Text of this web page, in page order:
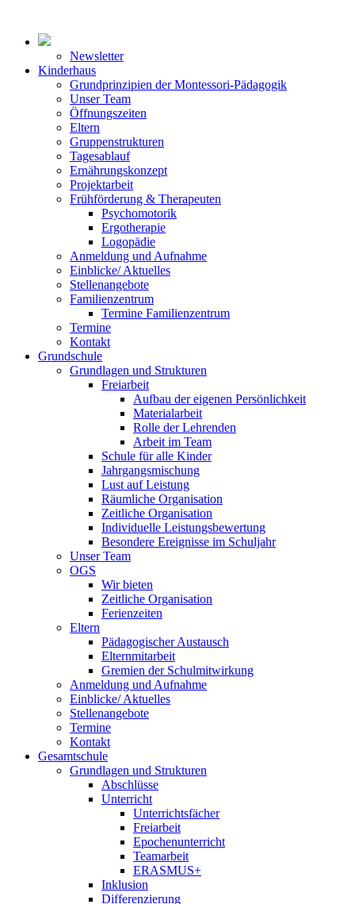
Newsletter
Kinderhaus
Grundprinzipien der Montessori-Pädagogik
Unser Team
Öffnungszeiten
Eltern
Gruppenstrukturen
Tagesablauf
Ernährungskonzept
Projektarbeit
Frühförderung & Therapeuten
Psychomotorik
Ergotherapie
Logopädie
Anmeldung und Aufnahme
Einblicke/ Aktuelles
Stellenangebote
Familienzentrum
Termine Familienzentrum
Termine
Kontakt
Grundschule
Grundlagen und Strukturen
Freiarbeit
Aufbau der eigenen Persönlichkeit
Materialarbeit
Rolle der Lehrenden
Arbeit im Team
Schule für alle Kinder
Jahrgangsmischung
Lust auf Leistung
Räumliche Organisation
Zeitliche Organisation
Individuelle Leistungsbewertung
Besondere Ereignisse im Schuljahr
Unser Team
OGS
Wir bieten
Zeitliche Organisation
Ferienzeiten
Eltern
Pädagogischer Austausch
Elternmitarbeit
Gremien der Schulmitwirkung
Anmeldung und Aufnahme
Einblicke/ Aktuelles
Stellenangebote
Termine
Kontakt
Gesamtschule
Grundlagen und Strukturen
Abschlüsse
Unterricht
Unterrichtsfächer
Freiarbeit
Epochenunterricht
Teamarbeit
ERASMUS+
Inklusion
Differenzierung